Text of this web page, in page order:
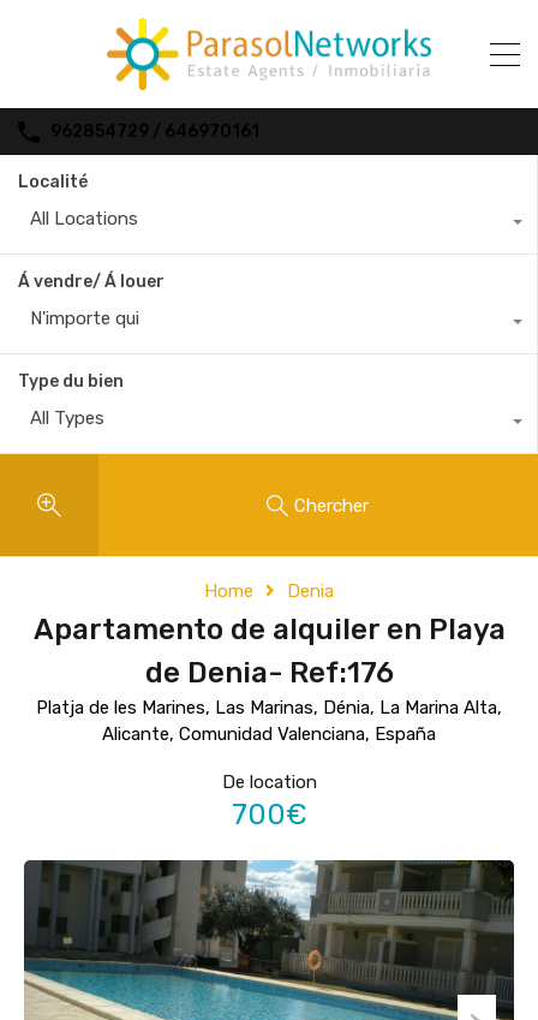
962854729 / 646970161
Localité
All Locations
Á vendre/ Á louer
N'importe qui
Type du bien
All Types
Chercher
Home Denia
Apartamento de alquiler en Playa
de Denia- Ref:176
Platja de les Marines, Las Marinas, Dénia, La Marina Alta,
Alicante, Comunidad Valenciana, España
De location
700€